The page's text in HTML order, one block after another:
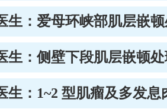
生：爱母环峡部肌层嵌
生：侧壁下段肌层嵌顿
生：1~2 型肌瘤及多发息